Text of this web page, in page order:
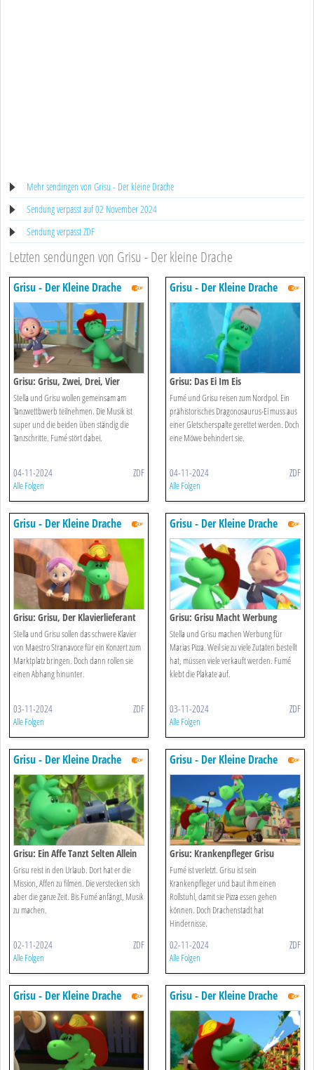
Mehr sendingen von Grisu - Der kleine Drache
Sendung verpasst auf 02 November 2024
Sendung verpasst ZDF
Letzten sendungen von Grisu - Der kleine Drache
Grisu - Der Kleine Drache
Grisu: Grisu, Zwei, Drei, Vier
Stella und Grisu wollen gemeinsam am
Tanzwettbwerb teilnehmen. Die Musik ist
super und die beiden üben ständig die
Tanzschritte. Fumé stört dabei.
04-11-2024 ZDF
Alle Folgen
Grisu - Der Kleine Drache
Grisu: Das Ei Im Eis
Fumé und Grisu reisen zum Nordpol. Ein
prähistorisches Dragonosaurus-Ei muss aus
einer Gletscherspalte gerettet werden. Doch
eine Möwe behindert sie.
04-11-2024 ZDF
Alle Folgen
Grisu - Der Kleine Drache
Grisu: Grisu, Der Klavierlieferant
Stella und Grisu sollen das schwere Klavier
von Maestro Stranavoce für ein Konzert zum
Marktplatz bringen. Doch dann rollen sie
einen Abhang hinunter.
03-11-2024 ZDF
Alle Folgen
Grisu - Der Kleine Drache
Grisu: Grisu Macht Werbung
Stella und Grisu machen Werbung für
Marias Pizza. Weil sie zu viele Zutaten bestellt
hat, müssen viele verkauft werden. Fumé
klebt die Plakate auf.
03-11-2024 ZDF
Alle Folgen
Grisu - Der Kleine Drache
Grisu: Ein Affe Tanzt Selten Allein
Grisu reist in den Urlaub. Dort hat er die
Mission, Affen zu filmen. Die verstecken sich
aber die ganze Zeit. Bis Fumé anfängt, Musik
zu machen.
02-11-2024 ZDF
Alle Folgen
Grisu - Der Kleine Drache
Grisu: Krankenpfleger Grisu
Fumé ist verletzt. Grisu ist sein
Krankenpfleger und baut ihm einen
Rollstuhl, damit sie Pizza essen gehen
können. Doch Drachenstadt hat
Hindernisse.
02-11-2024 ZDF
Alle Folgen
Grisu - Der Kleine Drache Grisu - Der Kleine Drache